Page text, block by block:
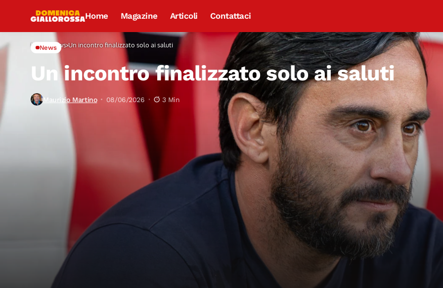
Home Magazine Articoli Contattaci
Home News Un incontro finalizzato solo ai saluti
News
Un incontro finalizzato solo ai saluti
Maurizio Martino 08/06/2026 3 Min